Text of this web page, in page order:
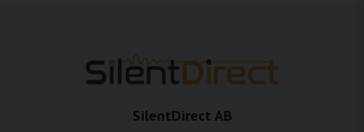
SilentDirect AB